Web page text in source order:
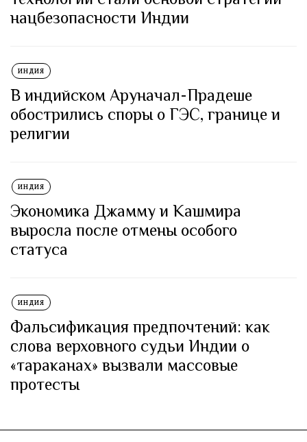
нацбезопасности Индии
ИНДИЯ
В индийском Аруначал-Прадеше
обострились споры о ГЭС, границе и
религии
ИНДИЯ
Экономика Джамму и Кашмира
выросла после отмены особого
статуса
ИНДИЯ
Фальсификация предпочтений: как
слова верховного судьи Индии о
«тараканах» вызвали массовые
протесты